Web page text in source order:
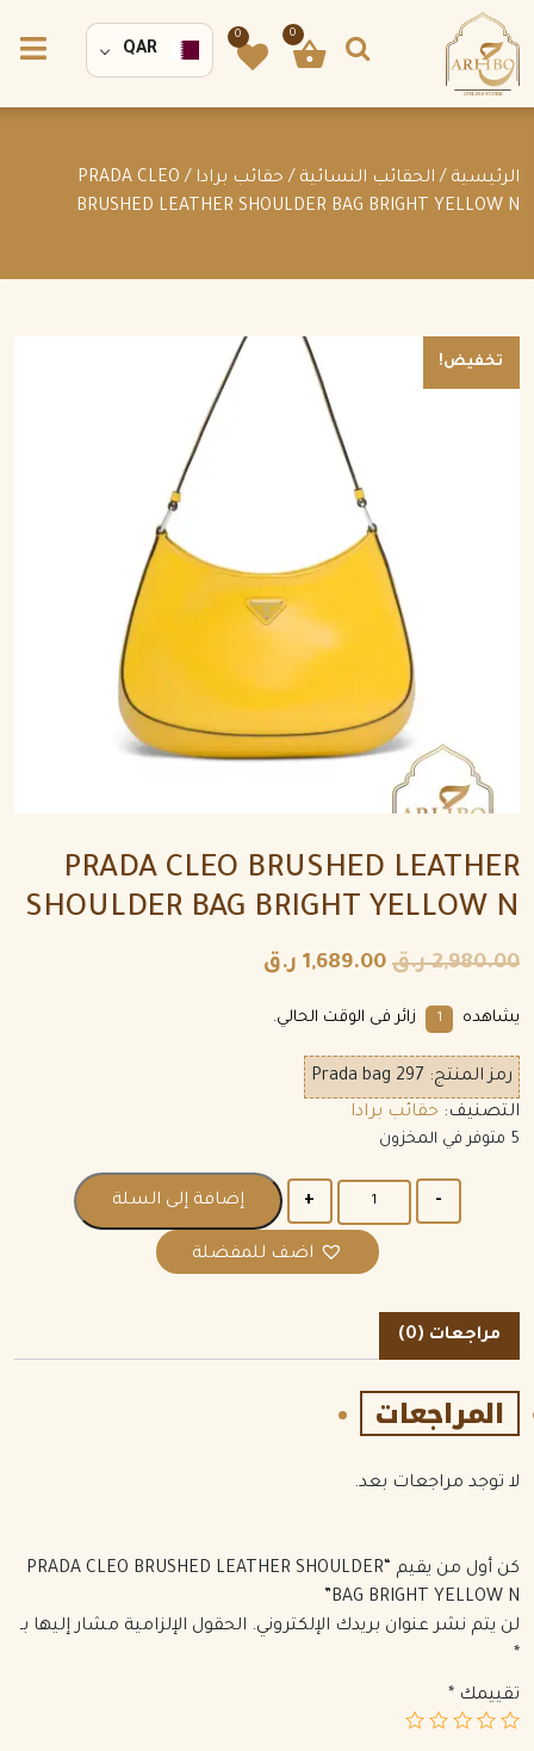
0
0
QAR
الرئيسية / الحقائب النسائية / حقائب برادا
/ PRADA CLEO
BRUSHED LEATHER SHOULDER BAG BRIGHT YELLOW N
تخفيض!
PRADA CLEO BRUSHED LEATHER
SHOULDER BAG BRIGHT YELLOW N
2,980.00 ر.ق 1,689.00 ر.ق
يشاهده 1 زائر فى الوقت الحالي.
رمز المنتج: Prada bag 297
التصنيف: حقائب برادا
5 متوفر في المخزون
إضافة إلى السلة
اضف للمفضلة
مراجعات (0)
المراجعات
لا توجد مراجعات بعد.
كن أول من يقيم “PRADA CLEO BRUSHED LEATHER SHOULDER
BAG BRIGHT YELLOW N”
لن يتم نشر عنوان بريدك الإلكتروني. الحقول الإلزامية مشار إليها بـ
*
تقييمك *